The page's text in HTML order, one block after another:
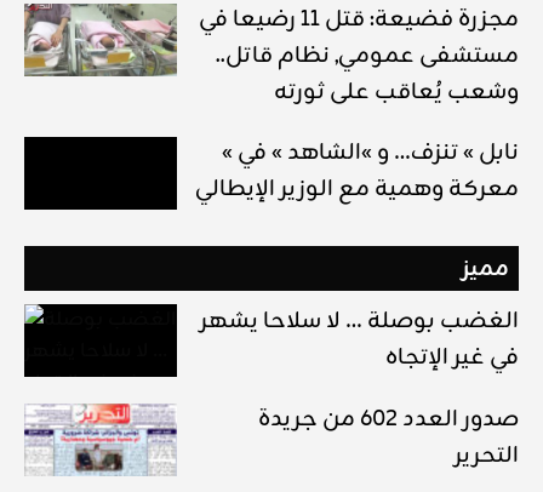
مجزرة فضيعة: قتل 11 رضيعا في
مستشفى عمومي, نظام قاتل..
وشعب يُعاقب على ثورته
« نابل » تنزف… و »الشاهد » في
معركة وهمية مع الوزير الإيطالي
مميز
الغضب بوصلة … لا سلاحا يشهر
في غير الإتجاه
صدور العدد 602 من جريدة
التحرير